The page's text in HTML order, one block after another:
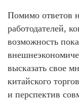
Помимо ответов
работодателей,
возможность
высказать свое
китайского
и перспектив